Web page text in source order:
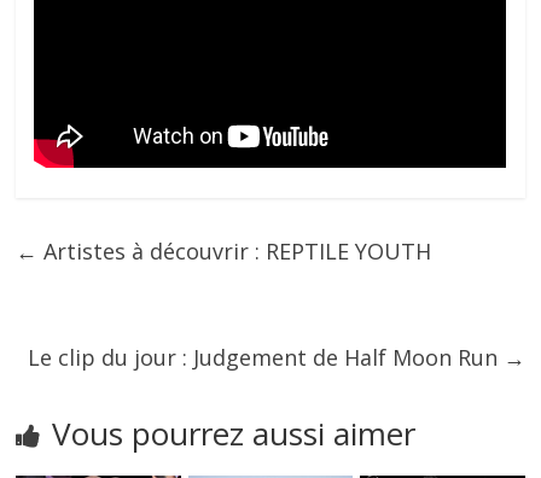
← Artistes à découvrir : REPTILE YOUTH
Le clip du jour : Judgement de Half Moon Run →
Vous pourrez aussi aimer